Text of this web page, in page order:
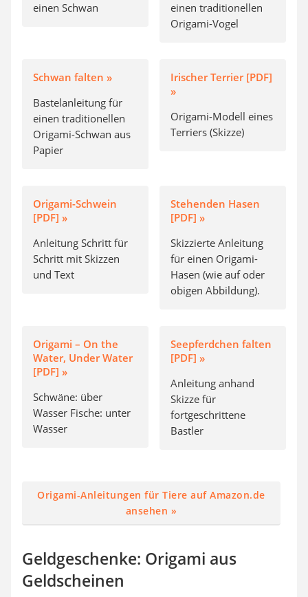
einen Schwan
einen traditionellen
Origami-Vogel
Schwan falten »
Bastelanleitung für
einen traditionellen
Origami-Schwan aus
Papier
Irischer Terrier [PDF]
»
Origami-Modell eines
Terriers (Skizze)
Origami-Schwein
[PDF] »
Anleitung Schritt für
Schritt mit Skizzen
und Text
Stehenden Hasen
[PDF] »
Skizzierte Anleitung
für einen Origami-
Hasen (wie auf oder
obigen Abbildung).
Origami – On the
Water, Under Water
[PDF] »
Schwäne: über
Wasser Fische: unter
Wasser
Seepferdchen falten
[PDF] »
Anleitung anhand
Skizze für
fortgeschrittene
Bastler
Origami-Anleitungen für Tiere auf Amazon.de
ansehen »
Geldgeschenke: Origami aus
Geldscheinen